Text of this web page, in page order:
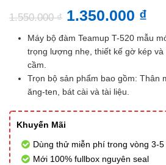
1.550.000₫ 1.350.000 ₫
Máy bộ đàm Teamup T-520 mẫu
trọng lượng nhẹ, thiết kế gờ kép
cầm.
Trọn bộ sản phẩm bao gồm: Thân
ăng-ten, bát cài và tài liệu.
Khuyến Mãi
Dùng thử miễn phí trong vòng 3-5
Mới 100% fullbox nguyên seal